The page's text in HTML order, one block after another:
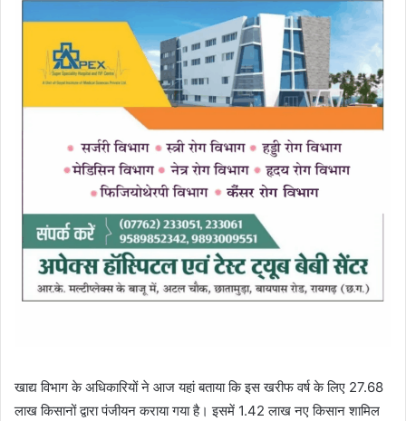
खाद्य विभाग के अधिकारियों ने आज यहां बताया कि इस खरीफ वर्ष के लिए 27.68
लाख किसानों द्वारा पंजीयन कराया गया है। इसमें 1.42 लाख नए किसान शामिल